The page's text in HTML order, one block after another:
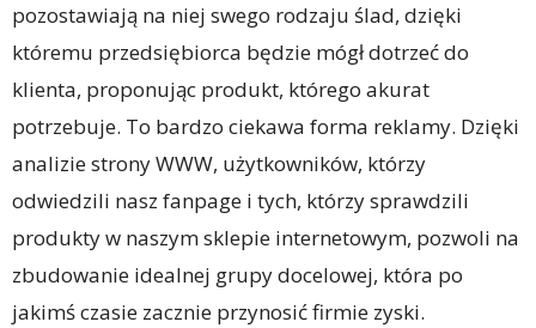
pozostawiają na niej swego rodzaju ślad, dzięki
któremu przedsiębiorca będzie mógł dotrzeć do
klienta, proponując produkt, którego akurat
potrzebuje. To bardzo ciekawa forma reklamy. Dzięki
analizie strony WWW, użytkowników, którzy
odwiedzili nasz fanpage i tych, którzy sprawdzili
produkty w naszym sklepie internetowym, pozwoli na
zbudowanie idealnej grupy docelowej, która po
jakimś czasie zacznie przynosić firmie zyski.